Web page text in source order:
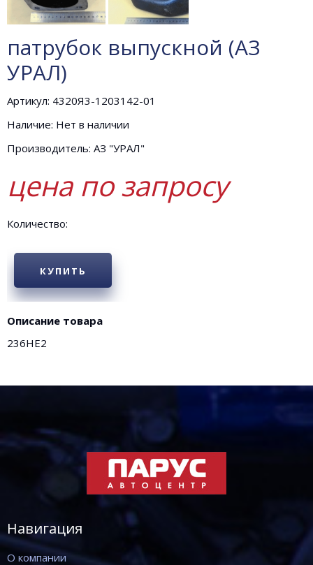
патрубок выпускной (АЗ
УРАЛ)
Артикул: 4320Я3-1203142-01
Наличие: Нет в наличии
Производитель: АЗ "УРАЛ"
цена по запросу
Количество:
КУПИТЬ
Описание товара
236НЕ2
Навигация
О компании